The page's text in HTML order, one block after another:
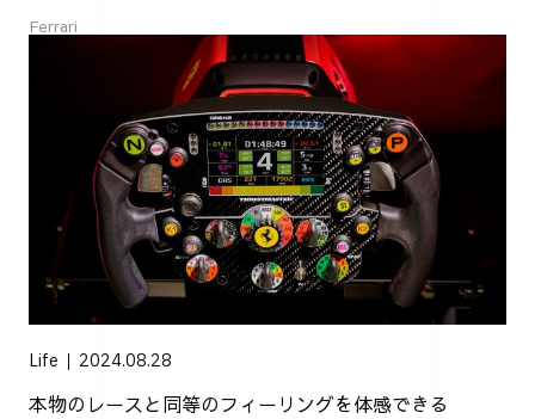
Ferrari
Life 2024.08.28
本物のレースと同等のフィーリングを体感できる